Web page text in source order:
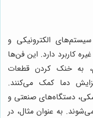
الکترونیکی و
کاربرد دارد. این فن‌ها
به خنک کردن قطعات
دما کمک می‌کنند.
دستگاه‌های صنعتی و
به عنوان مثال، در